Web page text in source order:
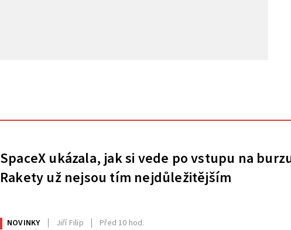
SpaceX ukázala, jak si vede po vstupu na
Rakety už nejsou tím nejdůležitějším
NOVINKY Jiří Filip Před 10 hod.